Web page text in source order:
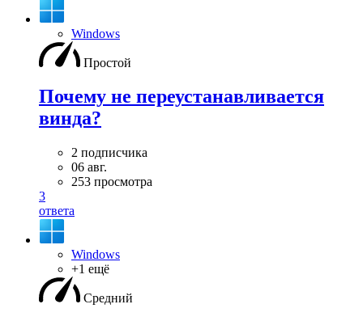
Windows
Простой
Почему не переустанавливается
винда?
2 подписчика
06 авг.
253 просмотра
3
ответа
Windows
+1 ещё
Средний